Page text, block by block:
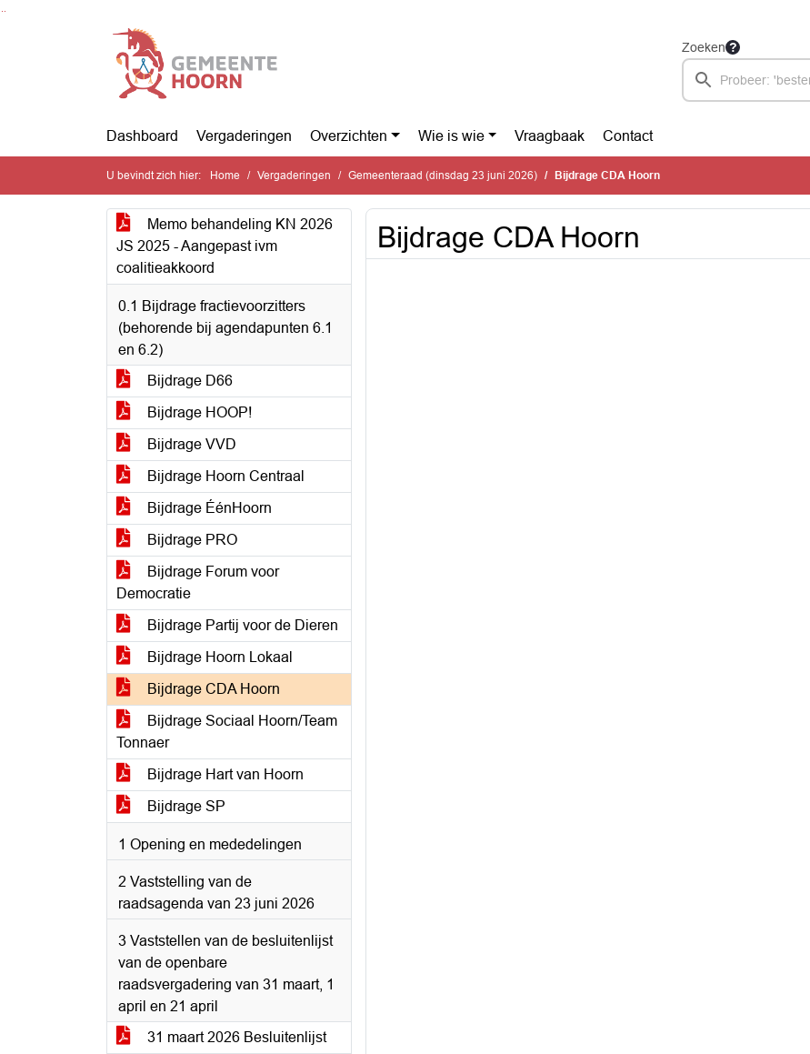
Zoeken
Dashboard Vergaderingen Overzichten Wie is wie Vraagbaak Contact
U bevindt zich hier: Home Vergaderingen Gemeenteraad (dinsdag 23 juni 2026) Bijdrage CDA Hoorn
Memo behandeling KN 2026
JS 2025 - Aangepast ivm
coalitieakkoord
0.1 Bijdrage fractievoorzitters
(behorende bij agendapunten 6.1
en 6.2)
Bijdrage D66
Bijdrage HOOP!
Bijdrage VVD
Bijdrage Hoorn Centraal
Bijdrage ÉénHoorn
Bijdrage PRO
Bijdrage Forum voor
Democratie
Bijdrage Partij voor de Dieren
Bijdrage Hoorn Lokaal
Bijdrage CDA Hoorn
Bijdrage Sociaal Hoorn/Team
Tonnaer
Bijdrage Hart van Hoorn
Bijdrage SP
1 Opening en mededelingen
2 Vaststelling van de
raadsagenda van 23 juni 2026
3 Vaststellen van de besluitenlijst
van de openbare
raadsvergadering van 31 maart, 1
april en 21 april
31 maart 2026 Besluitenlijst
Bijdrage CDA Hoorn